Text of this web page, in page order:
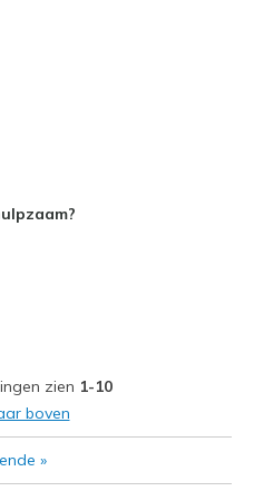
size too small
zien 1-10
boven
»